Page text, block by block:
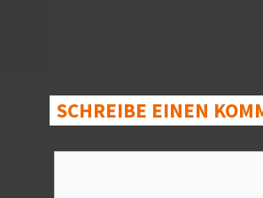
SCHREIBE EINEN